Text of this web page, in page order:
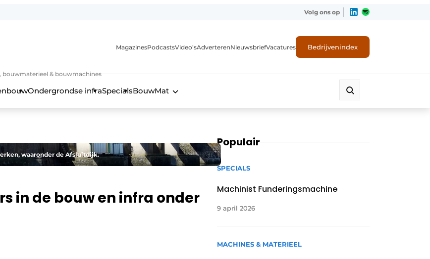
Volg ons op
bouwmaterieel & bouwmachines
MagazinesPodcastsVideo’sAdverterenNieuwsbriefVacatures Bedrijvenindex
Ondergrondse infraSpecialsBouwMat
waaronder de Afsluitdijk.
in de bouw en infra onder
Populair
SPECIALS
Machinist Funderingsmachine
9 april 2026
MACHINES & MATERIEEL